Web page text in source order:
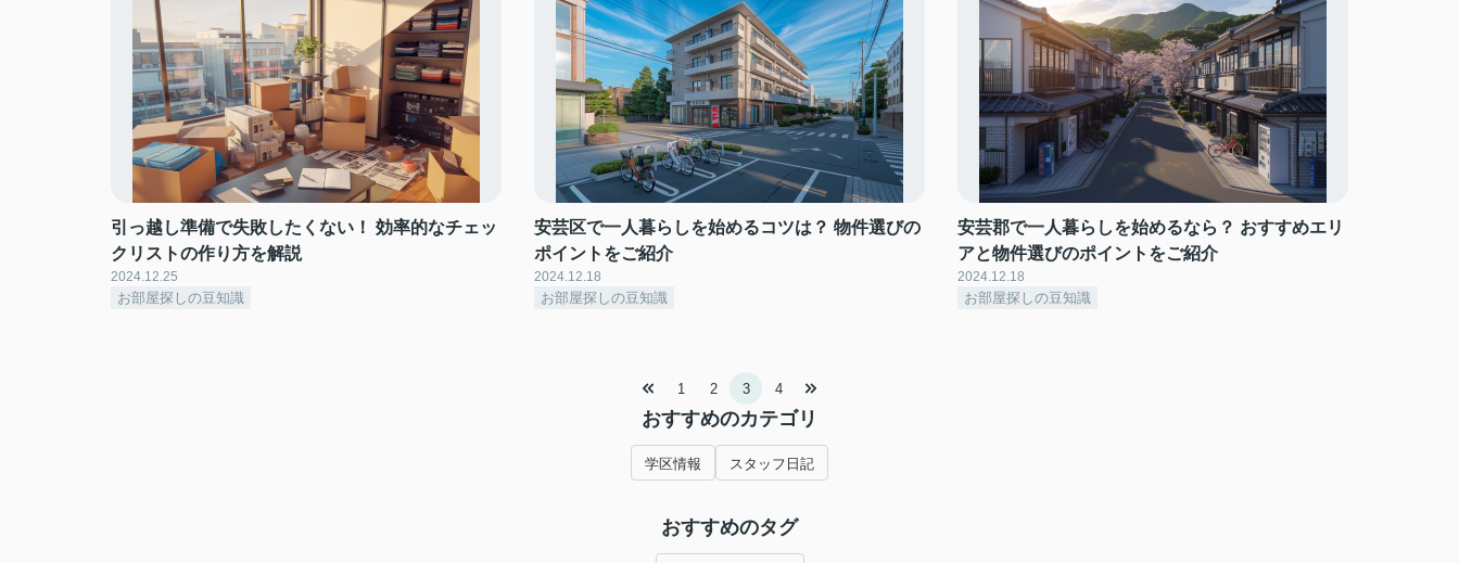
引っ越し準備で失敗したくない！ 効率的なチェッ
クリストの作り方を解説
2024.12.25
お部屋探しの豆知識
安芸区で一人暮らしを始めるコツは？ 物件選びの
ポイントをご紹介
2024.12.18
お部屋探しの豆知識
安芸郡で一人暮らしを始めるなら？ おすすめエリ
アと物件選びのポイントをご紹介
2024.12.18
お部屋探しの豆知識
1 2 3 4
おすすめのカテゴリ
学区情報 スタッフ日記
おすすめのタグ